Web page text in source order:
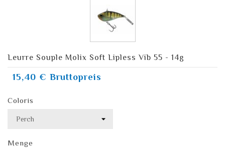
Leurre Souple Molix Soft Lipless Vib 55 - 14g
15,40 € Bruttopreis
Coloris
Menge